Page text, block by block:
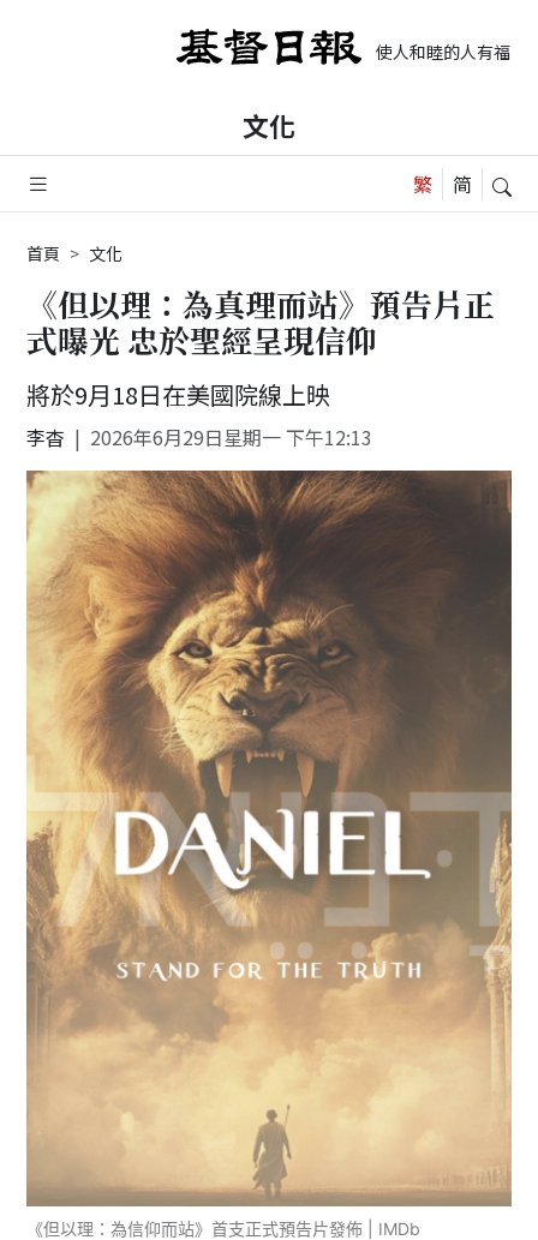
使人和睦的人有福了
文化
首頁 文化
《但以理：為真理而站》預告片正
式曝光 忠於聖經呈現信仰
將於9月18日在美國院線上映
李杳 2026年6月29日星期一 下午12:13
《但以理：為信仰而站》首支正式預告片發佈 | IMDb